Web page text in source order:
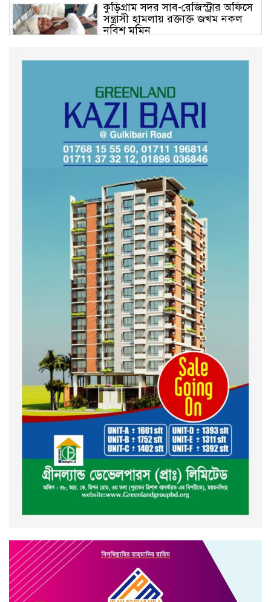
কুড়িগ্রাম সদর সাব-রেজিস্ট্রার অফিসে
সন্ত্রাসী হামলায় রক্তাক্ত জখম নকল
নবিশ মমিন
অনুষ্ঠিত
কুড়িগ্রাম কৃষি বিশ্ববিদ্যালয়ের স্থায়ী
ক্যাম্পাস নির্মাণে ইউজিসির সমন্বয়
সভা অনুষ্ঠিত
শহীদদের অসম্পূর্ণ মিশন সম্পন্ন করে
তবেই আমরা তৃপ্তিভোজন করব-
মুফতি আলী হাসান উসামা
দেশ গড়তে জুলাই জাগরণ’ কর্মসূচির
অংশ হিসেবে এনসিপির জুলাই
পথসভসায়- নাসীরুদ্দীন পাটওয়ারী
ইসলামী ব্যাংক বাংলাদেশ পিলএলসি
ময়মনসিংহ শাখার গ্রাহক সমাবেশ
২০২৪ এর গণঅভ্যুত্থানের শহিদের
কবর জিয়ারত ও দোয়া করলেন
ময়মনসিংহ মহানগর জামায়াত